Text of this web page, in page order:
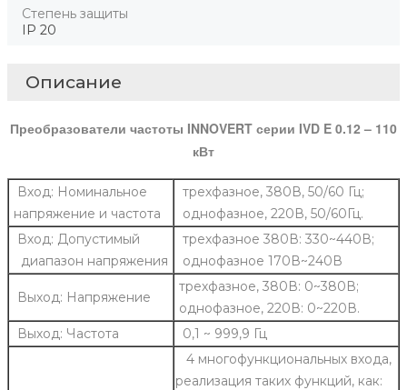
Степень защиты
IP 20
Описание
Преобразователи частоты INNOVERT серии IVD E 0.12 – 110
кВт
Вход: Номинальное
напряжение и частота
трехфазное, 380В, 50/60 Гц;
однофазное, 220В, 50/60Гц.
Вход: Допустимый
диапазон напряжения
трехфазное 380В: 330~440В;
однофазное 170В~240В
Выход: Напряжение
трехфазное, 380В: 0~380В;
однофазное, 220В: 0~220В.
Выход: Частота
0,1 ~ 999,9 Гц
4 многофункциональных входа,
реализация таких функций, как: